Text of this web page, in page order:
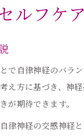
耳つぼ刺激
自律神経と
耳つぼで体
眠りの質を高め
耳つぼケア
ルフケ
で自律神経のバラ
方に基づき、神
が期待できます。
律神経の交感神経